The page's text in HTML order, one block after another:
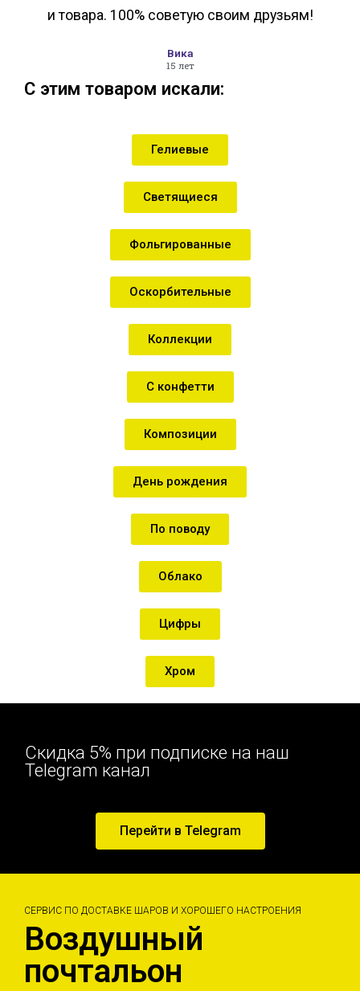
и товара. 100% советую своим друзьям!
Вика
15 лет
С этим товаром искали:
Гелиевые
Светящиеся
Фольгированные
Оскорбительные
Коллекции
С конфетти
Композиции
День рождения
По поводу
Облако
Цифры
Хром
Скидка 5% при подписке на наш
Telegram канал
Перейти в Telegram
СЕРВИС ПО ДОСТАВКЕ ШАРОВ И ХОРОШЕГО НАСТРОЕНИЯ
Воздушный
почтальон